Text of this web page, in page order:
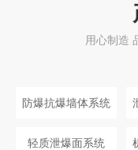
用心制造
防爆抗爆墙体系统
轻质泄爆面系统